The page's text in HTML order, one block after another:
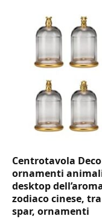
Centrotavola
ornamenti
desktop
zodiaco cinese,
spar, ornamenti